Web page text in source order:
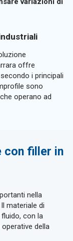
offre
i principali
sono
operano ad
con filler in
nella
materiale di
con la
della